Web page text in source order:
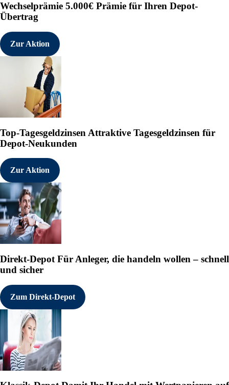
Wechselprämie 5.000€ Prämie für Ihren Depot-
Übertrag
Zur Aktion
Top-Tagesgeldzinsen Attraktive Tagesgeldzinsen für
Depot-Neukunden
Zur Aktion
Direkt-Depot Für Anleger, die handeln wollen – schnell
und sicher
Zum Direkt-Depot